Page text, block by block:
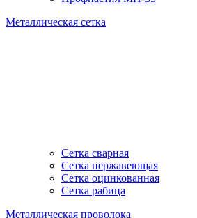
Металлическая сетка
Сетка сварная
Сетка нержавеющая
Сетка оцинкованная
Сетка рабица
Металлическая проволока